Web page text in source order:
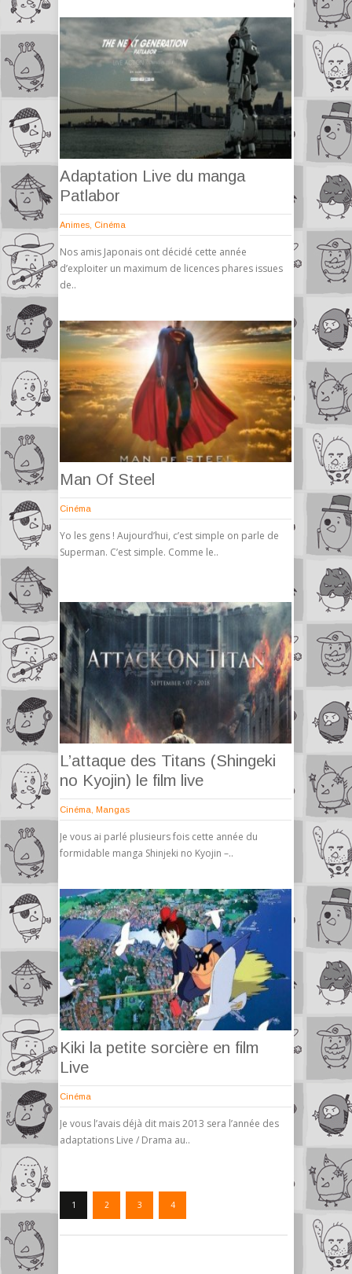
Adaptation Live du manga
Patlabor
Animes Cinéma
Nos amis Japonais ont décidé cette année
d’exploiter un maximum de licences phares issues
de..
Man Of Steel
Cinéma
Yo les gens ! Aujourd’hui, c’est simple on parle de
Superman. C’est simple. Comme le..
L’attaque des Titans (Shingeki
no Kyojin) le film live
Cinéma Mangas
Je vous ai parlé plusieurs fois cette année du
formidable manga Shinjeki no Kyojin –..
Kiki la petite sorcière en film
Live
Cinéma
Je vous l’avais déjà dit mais 2013 sera l’année des
adaptations Live / Drama au..
1 2 3 4